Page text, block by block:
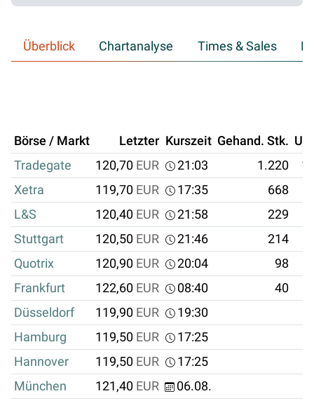
Überblick Chartanalyse Times & Sales
Börse / Markt Letzter Kurszeit Gehand. Stk.
Tradegate
120,70 EUR 21:03 1.220
Xetra
119,70 EUR 17:35 668
L&S
120,40 EUR 21:58 229
Stuttgart
120,50 EUR 21:46 214
Quotrix
120,90 EUR 20:04 98
Frankfurt
122,60 EUR 08:40
40
Düsseldorf
119,90 EUR
19:30
Hamburg
119,50 EUR
17:25
Hannover
119,50 EUR
17:25
München
121,40 EUR 06.08.